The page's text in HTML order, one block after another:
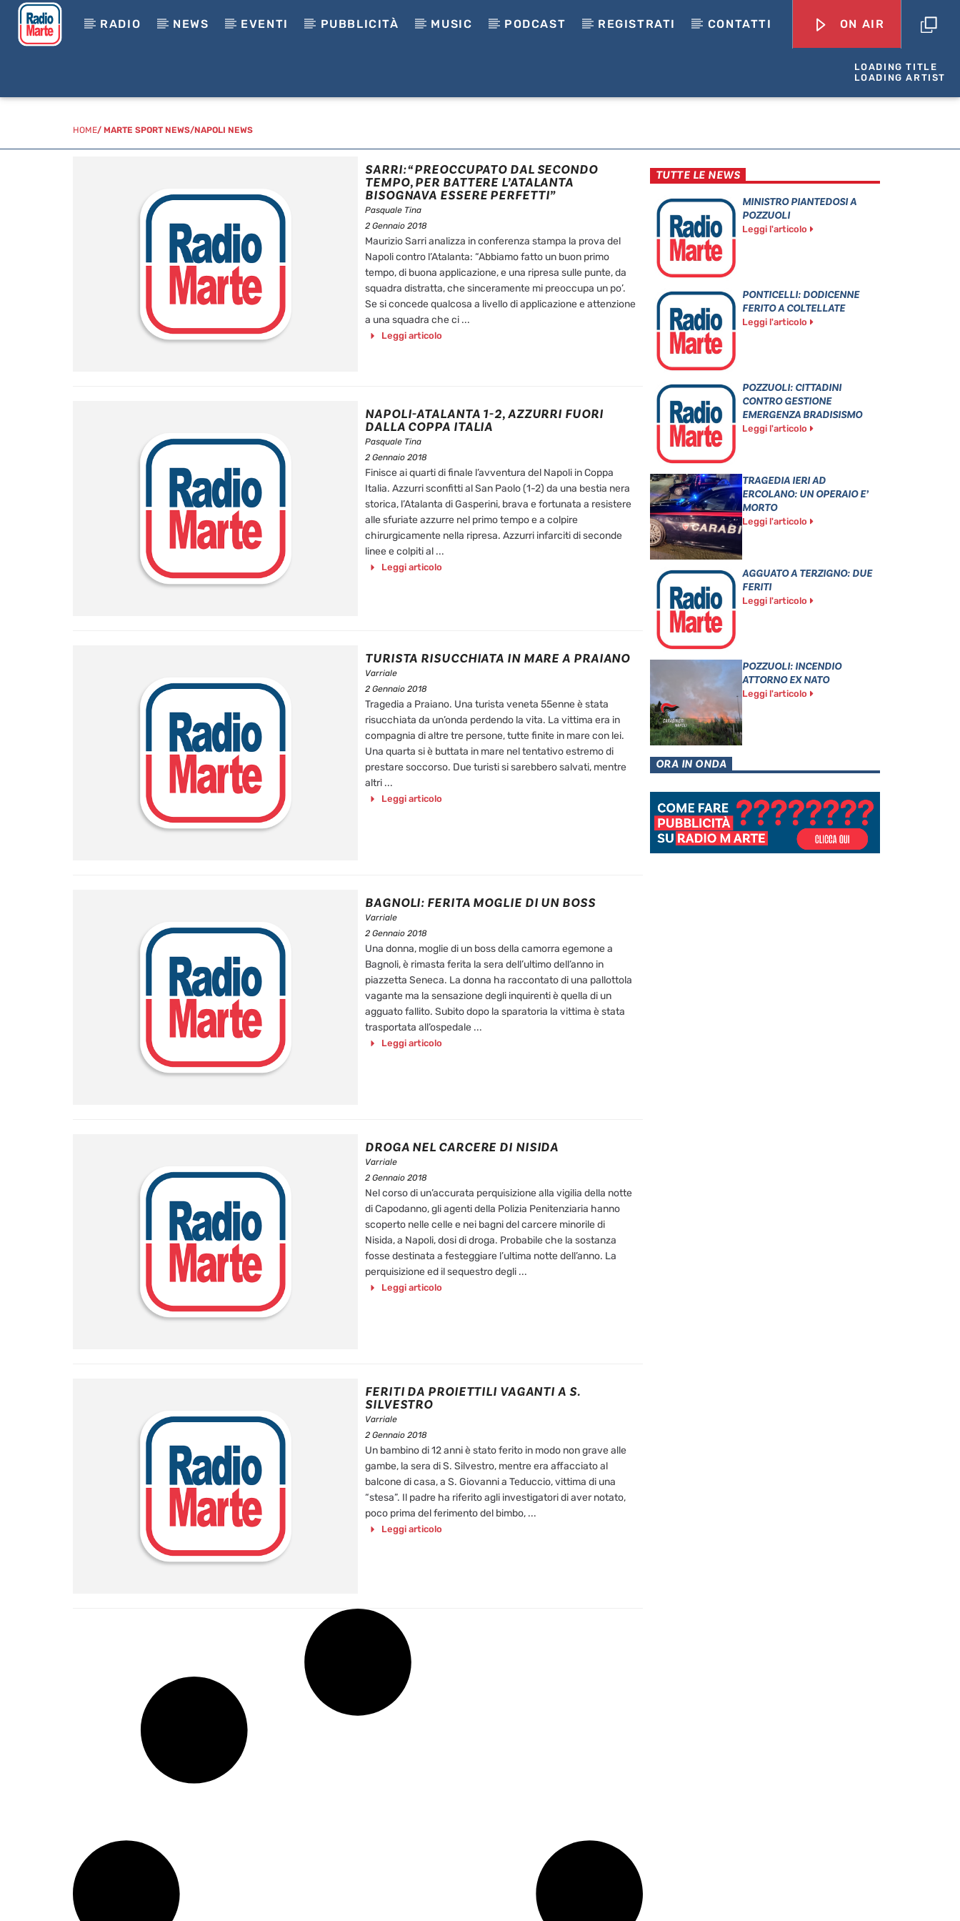
RADIO NEWS EVENTI PUBBLICITÀ MUSIC PODCAST REGISTRATI CONTATTI ON AIR
LOADING TITLE
LOADING ARTIST
HOME/ MARTE SPORT NEWS/NAPOLI NEWS
SARRI: “PREOCCUPATO DAL SECONDO
TEMPO, PER BATTERE L’ATALANTA
BISOGNAVA ESSERE PERFETTI”
Pasquale Tina
2 Gennaio 2018
Maurizio Sarri analizza in conferenza stampa la prova del
Napoli contro l’Atalanta: “Abbiamo fatto un buon primo
tempo, di buona applicazione, e una ripresa sulle punte, da
squadra distratta, che sinceramente mi preoccupa un po’.
Se si concede qualcosa a livello di applicazione e attenzione
a una squadra che ci ...
Leggi articolo
NAPOLI-ATALANTA 1-2, AZZURRI FUORI
DALLA COPPA ITALIA
Pasquale Tina
2 Gennaio 2018
Finisce ai quarti di finale l’avventura del Napoli in Coppa
Italia. Azzurri sconfitti al San Paolo (1-2) da una bestia nera
storica, l’Atalanta di Gasperini, brava e fortunata a resistere
alle sfuriate azzurre nel primo tempo e a colpire
chirurgicamente nella ripresa. Azzurri infarciti di seconde
linee e colpiti al ...
Leggi articolo
TURISTA RISUCCHIATA IN MARE A PRAIANO
Varriale
2 Gennaio 2018
Tragedia a Praiano. Una turista veneta 55enne è stata
risucchiata da un’onda perdendo la vita. La vittima era in
compagnia di altre tre persone, tutte finite in mare con lei.
Una quarta si è buttata in mare nel tentativo estremo di
prestare soccorso. Due turisti si sarebbero salvati, mentre
altri ...
Leggi articolo
BAGNOLI: FERITA MOGLIE DI UN BOSS
Varriale
2 Gennaio 2018
Una donna, moglie di un boss della camorra egemone a
Bagnoli, è rimasta ferita la sera dell’ultimo dell’anno in
piazzetta Seneca. La donna ha raccontato di una pallottola
vagante ma la sensazione degli inquirenti è quella di un
agguato fallito. Subito dopo la sparatoria la vittima è stata
trasportata all’ospedale ...
Leggi articolo
DROGA NEL CARCERE DI NISIDA
Varriale
2 Gennaio 2018
Nel corso di un’accurata perquisizione alla vigilia della notte
di Capodanno, gli agenti della Polizia Penitenziaria hanno
scoperto nelle celle e nei bagni del carcere minorile di
Nisida, a Napoli, dosi di droga. Probabile che la sostanza
fosse destinata a festeggiare l’ultima notte dell’anno. La
perquisizione ed il sequestro degli ...
Leggi articolo
FERITI DA PROIETTILI VAGANTI A S.
SILVESTRO
Varriale
2 Gennaio 2018
Un bambino di 12 anni è stato ferito in modo non grave alle
gambe, la sera di S. Silvestro, mentre era affacciato al
balcone di casa, a S. Giovanni a Teduccio, vittima di una
“stesa”. Il padre ha riferito agli investigatori di aver notato,
poco prima del ferimento del bimbo, ...
Leggi articolo
TUTTE LE NEWS
MINISTRO PIANTEDOSI A
POZZUOLI
Leggi l'articolo
PONTICELLI: DODICENNE
FERITO A COLTELLATE
Leggi l'articolo
POZZUOLI: CITTADINI
CONTRO GESTIONE
EMERGENZA BRADISISMO
Leggi l'articolo
TRAGEDIA IERI AD
ERCOLANO: UN OPERAIO E’
MORTO
Leggi l'articolo
AGGUATO A TERZIGNO: DUE
FERITI
Leggi l'articolo
POZZUOLI: INCENDIO
ATTORNO EX NATO
Leggi l'articolo
ORA IN ONDA